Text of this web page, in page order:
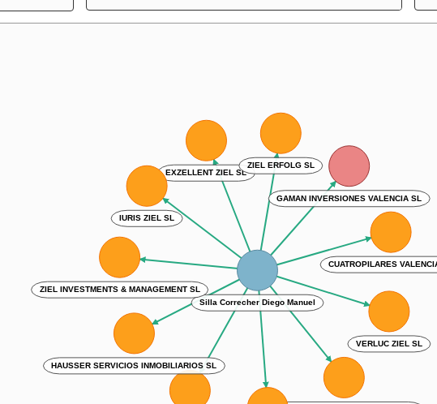
GAMAN INVERSIONES VALENCIA SL
Silla Correcher Diego Manuel
EXZELLENT ZIEL SL
ZIEL INVESTMENTS & MANAGEMENT SL
CUATROPILARES
IURIS ZIEL SL
VERLUC ZIEL SL
HAUSSER SERVICIOS INMOBILIARIOS SL
ZIEL ERFOLG SL